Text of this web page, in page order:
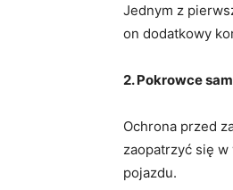
Jednym z
on dodatkowy
2. Pokrowce
Ochrona​ przed
zaopatrzyć się​
pojazdu.